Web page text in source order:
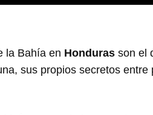
la Bahía en Honduras son el
sus propios secretos